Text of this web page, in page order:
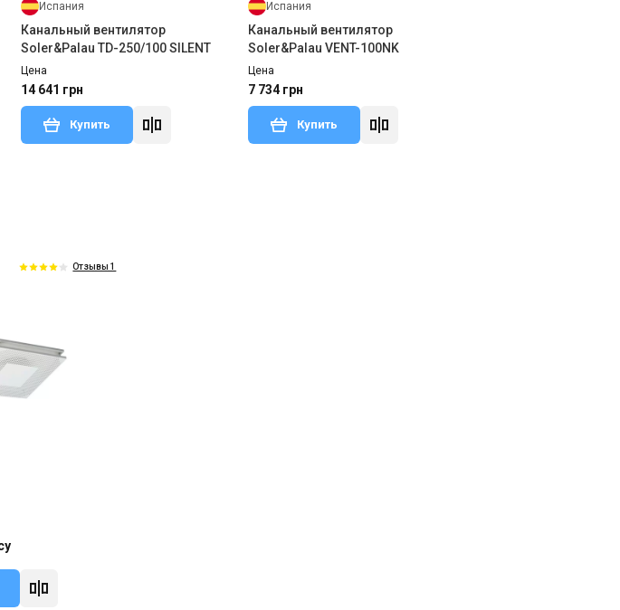
Испания
Канальный вентилятор
Soler&Palau TD-250/100 SILENT
Цена
14 641 грн
Купить
Испания
Канальный вентилятор
Soler&Palau VENT-100NK
Цена
7 734 грн
Купить
Отзывы 1